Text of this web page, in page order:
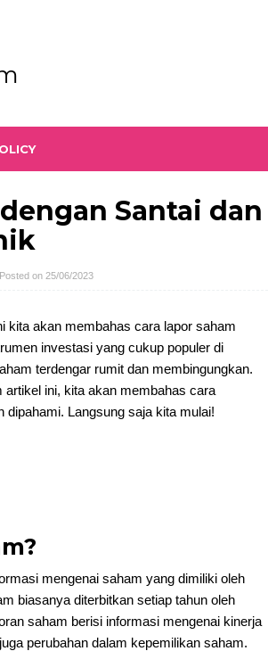
Santai dan
Posted on 25/06/2023
kita akan membahas cara lapor saham
investasi yang cukup populer di
terdengar rumit dan membingungkan.
ini, kita akan membahas cara
Langsung saja kita mulai!
mengenai saham yang dimiliki oleh
biasanya diterbitkan setiap tahun oleh
saham berisi informasi mengenai kinerja
perubahan dalam kepemilikan saham.